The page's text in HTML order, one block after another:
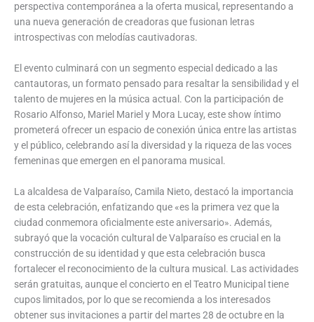
perspectiva contemporánea a la oferta musical, representando a
una nueva generación de creadoras que fusionan letras
introspectivas con melodías cautivadoras.
El evento culminará con un segmento especial dedicado a las
cantautoras, un formato pensado para resaltar la sensibilidad y el
talento de mujeres en la música actual. Con la participación de
Rosario Alfonso, Mariel Mariel y Mora Lucay, este show íntimo
prometerá ofrecer un espacio de conexión única entre las artistas
y el público, celebrando así la diversidad y la riqueza de las voces
femeninas que emergen en el panorama musical.
La alcaldesa de Valparaíso, Camila Nieto, destacó la importancia
de esta celebración, enfatizando que «es la primera vez que la
ciudad conmemora oficialmente este aniversario». Además,
subrayó que la vocación cultural de Valparaíso es crucial en la
construcción de su identidad y que esta celebración busca
fortalecer el reconocimiento de la cultura musical. Las actividades
serán gratuitas, aunque el concierto en el Teatro Municipal tiene
cupos limitados, por lo que se recomienda a los interesados
obtener sus invitaciones a partir del martes 28 de octubre en la